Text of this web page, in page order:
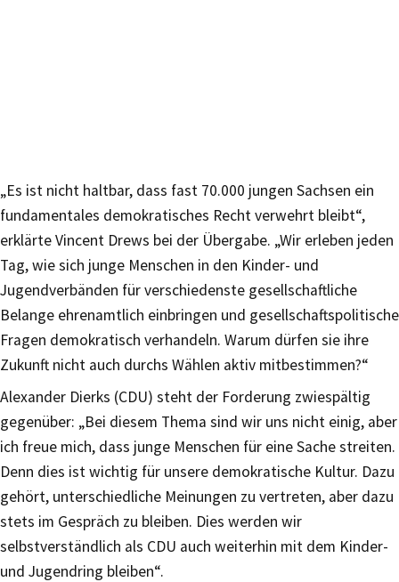
„Es ist nicht haltbar, dass fast 70.000 jungen Sachsen ein
fundamentales demokratisches Recht verwehrt bleibt“,
erklärte Vincent Drews bei der Übergabe. „Wir erleben jeden
Tag, wie sich junge Menschen in den Kinder- und
Jugendverbänden für verschiedenste gesellschaftliche
Belange ehrenamtlich einbringen und gesellschaftspolitische
Fragen demokratisch verhandeln. Warum dürfen sie ihre
Zukunft nicht auch durchs Wählen aktiv mitbestimmen?“
Alexander Dierks (CDU) steht der Forderung zwiespältig
gegenüber: „Bei diesem Thema sind wir uns nicht einig, aber
ich freue mich, dass junge Menschen für eine Sache streiten.
Denn dies ist wichtig für unsere demokratische Kultur. Dazu
gehört, unterschiedliche Meinungen zu vertreten, aber dazu
stets im Gespräch zu bleiben. Dies werden wir
selbstverständlich als CDU auch weiterhin mit dem Kinder-
und Jugendring bleiben“.